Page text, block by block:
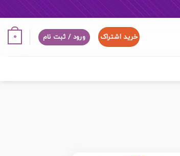
خرید اشتراک ورود / ثبت نام 0